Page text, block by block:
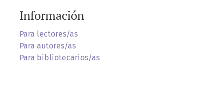
Información
Para lectores/as
Para autores/as
Para bibliotecarios/as